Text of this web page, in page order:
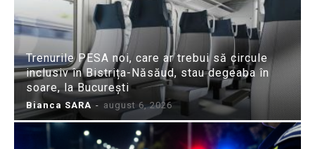
Trenurile PESA noi, care ar trebui să circule
inclusiv în Bistrița-Năsăud, stau degeaba în
soare, la București
Bianca SARA - august 6, 2026